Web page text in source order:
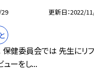
更新日 2022/
保健委員会では 先生にリ
ューをし...